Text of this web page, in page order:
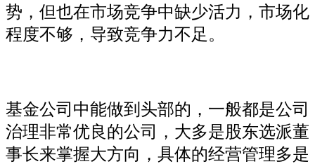
势，但也在市场竞争中缺少活力，市场化
程度不够，导致竞争力不足。
基金公司中能做到头部的，一般都是公司
治理非常优良的公司，大多是股东选派董
事长来掌握大方向，具体的经营管理多是